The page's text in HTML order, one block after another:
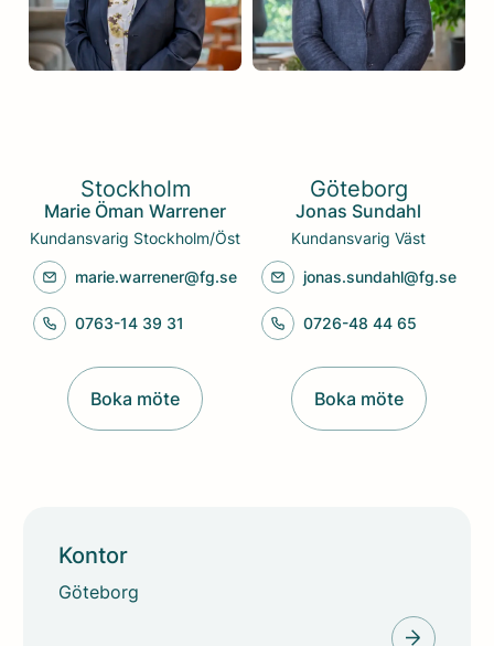
Stockholm
Marie Öman Warrener
Kundansvarig Stockholm/Öst
marie.warrener@fg.se
0763-14 39 31
Boka möte
Göteborg
Jonas Sundahl
Kundansvarig Väst
jonas.sundahl@fg.se
0726-48 44 65
Boka möte
Kontor
Göteborg